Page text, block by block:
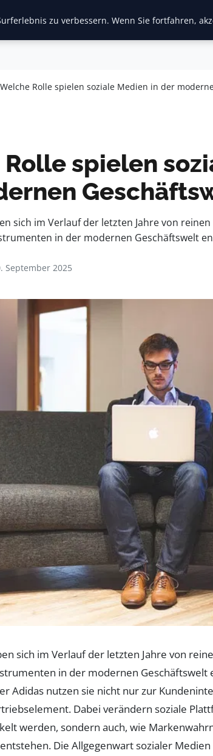
Startseite Finanzen &
Welche Rolle spielen soziale Medien in der
spielen
sich im Verlauf der letzten Jahre von
in der modernen Geschäftswelt
September 2025
sich im Verlauf der letzten Jahre von
in der modernen Geschäftswelt
Adidas nutzen sie nicht nur zur
Dabei verändern soziale
werden, sondern auch, wie
Die Allgegenwart sozialer
zu verbessern. Wenn Sie fortfahren,